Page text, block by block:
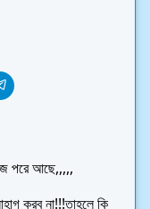
পরে আছে,,,,,
করব না!!!তাহলে কি